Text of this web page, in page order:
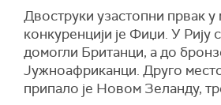
Двоструки узастопни првак у
конкуренцији је Фиџи. У Рију
домогли Британци, а до
Јужноафриканци. Друго
припало је Новом Зеланду,